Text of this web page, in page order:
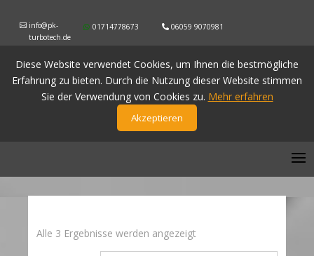
info@pk-
turbotech.de
Diese Website verwendet Cookies, um Ihnen die bestmögliche
Erfahrung zu bieten. Durch die Nutzung dieser Website stimmen
Sie der Verwendung von Cookies zu. Mehr erfahren
Akzeptieren
01714778673 06059 9070981
Alle 3 Ergebnisse werden angezeigtNach
Aktualität